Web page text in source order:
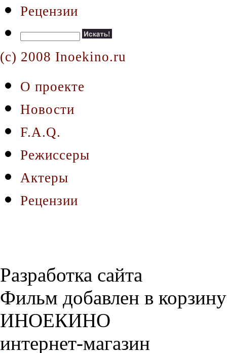
Рецензии
(c) 2008 Inoekino.ru
О проекте
Новости
F.A.Q.
Режиссеры
Актеры
Рецензии
Разработка сайта
Фильм добавлен в корзину
ИНОЕКИНО
интернет-магазин